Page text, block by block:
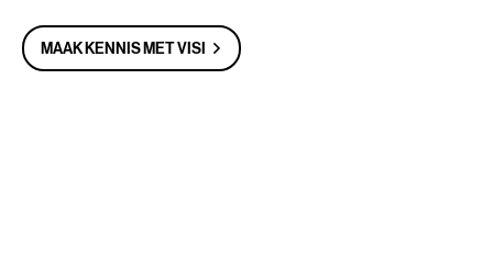
MAAK KENNIS MET VISI